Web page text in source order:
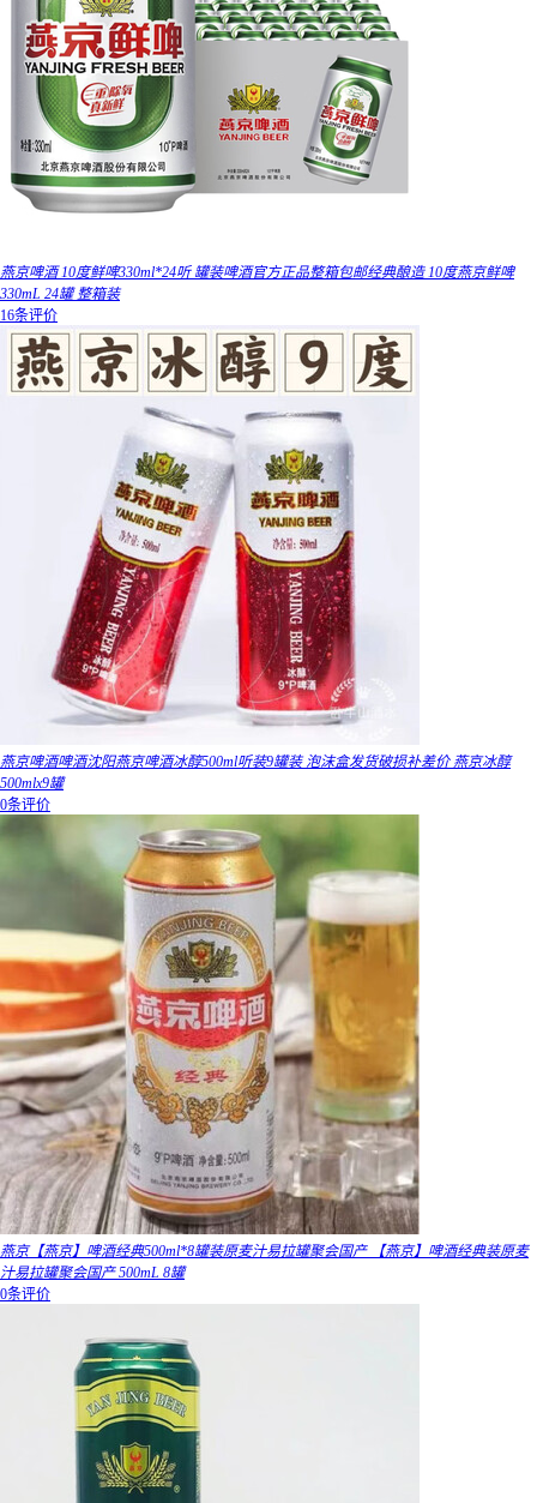
燕京啤酒 10度鲜啤330ml*24听 罐装啤酒官方正品整箱包邮经典酿造 10度燕京鲜啤
330mL 24罐 整箱装
16条评价
燕京啤酒啤酒沈阳燕京啤酒冰醇500ml听装9罐装 泡沫盒发货破损补差价 燕京冰醇
500mlx9罐
0条评价
燕京【燕京】啤酒经典500ml*8罐装原麦汁易拉罐聚会国产 【燕京】啤酒经典装原麦
汁易拉罐聚会国产 500mL 8罐
0条评价